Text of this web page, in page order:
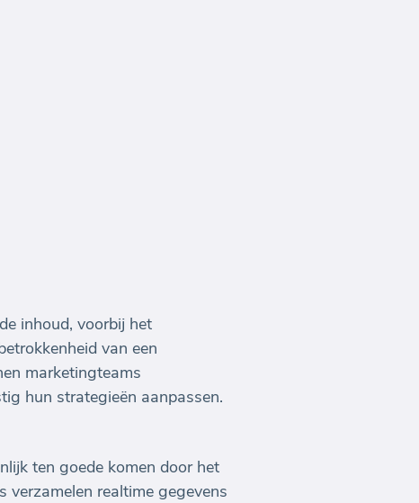
inhoud, voorbij het
van een
marketingteams
hun strategieën aanpassen.
ten goede komen door het
verzamelen realtime gegevens